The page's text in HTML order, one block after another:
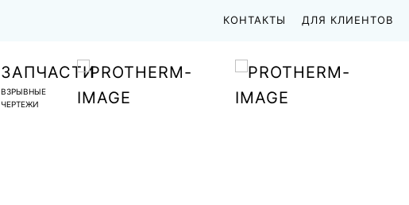
КОНТАКТЫ ДЛЯ КЛИЕНТОВ
ЗАПЧАСТИ
ВЗРЫВНЫЕ
ЧЕРТЕЖИ